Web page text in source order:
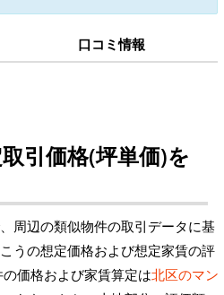
口コミ情報
引価格(坪単価)を
周辺の類似物件の取引データに基
うの想定価格および想定家賃の評
価格および家賃算定は北区のマン